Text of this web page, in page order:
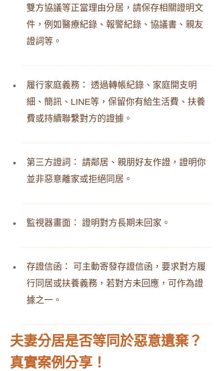
雙方協議等正當理由分居，請保存相關證明文
件，例如醫療紀錄、報警紀錄、協議書、親友
證詞等。
履行家庭義務： 透過轉帳紀錄、家庭開支明
細、簡訊、LINE等，保留你有給生活費、扶養
費或持續聯繫對方的證據。
第三方證詞： 請鄰居、親朋好友作證，證明你
並非惡意離家或拒絕同居。
監視器畫面： 證明對方長期未回家。
存證信函： 可主動寄發存證信函，要求對方履
行同居或扶養義務，若對方未回應，可作為證
據之一。
夫妻分居是否等同於惡意遺棄？
真實案例分享！